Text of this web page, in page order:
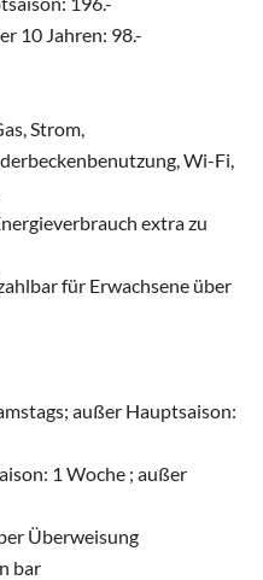
10 Jahren: 98.-
Strom,
Wi-Fi,
extra zu
für Erwachsene über
außer Hauptsaison:
1 Woche ; außer
Überweisung
bar